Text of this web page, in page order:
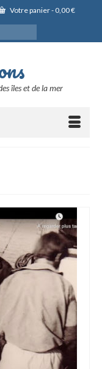
Votre panier- 0,00€
îles et de la mer